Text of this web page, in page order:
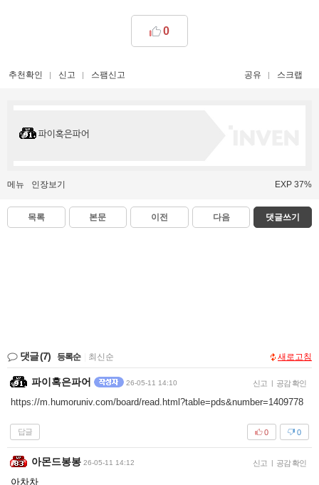
0
추천확인 신고 스팸신고 공유 스크랩
파이혹은파어
메뉴 인장보기 EXP 37%
목록 본문 이전 다음 댓글쓰기
댓글(7) 등록순 최신순 새로고침
파이혹은파어 26-05-11 14:10 신고 | 공감 확인
https://m.humoruniv.com/board/read.html?table=pds&number=1409778
답글 0
0
아몬드봉봉 26-05-11 14:12 신고 | 공감 확인
아차차